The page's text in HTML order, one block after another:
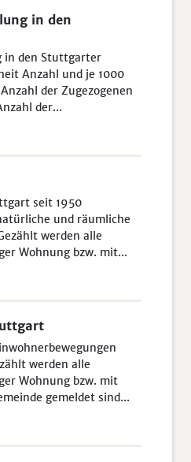
in den
in den Stuttgarter
Anzahl und je 1000
der Zugezogenen
der...
seit 1950
und räumliche
werden alle
Wohnung bzw. mit...
werden alle
Wohnung bzw. mit
gemeldet sind...